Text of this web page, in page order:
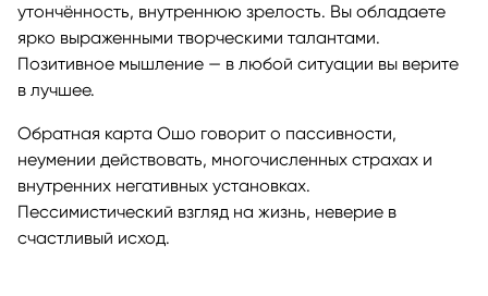
утончённость, внутреннюю зрелость. Вы обладаете
ярко выраженными творческими талантами.
Позитивное мышление — в любой ситуации вы верите
в лучшее.
Обратная карта Ошо говорит о пассивности,
неумении действовать, многочисленных страхах и
внутренних негативных установках.
Пессимистический взгляд на жизнь, неверие в
счастливый исход.